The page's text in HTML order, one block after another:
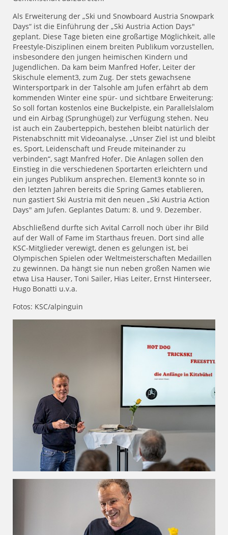
Als Erweiterung der „Ski und Snowboard Austria Snowpark
Days“ ist die Einführung der „Ski Austria Action Days"
geplant. Diese Tage bieten eine großartige Möglichkeit, alle
Freestyle-Disziplinen einem breiten Publikum vorzustellen,
insbesondere den jungen heimischen Kindern und
Jugendlichen. Da kam beim Manfred Hofer, Leiter der
Skischule element3, zum Zug. Der stets gewachsene
Wintersportpark in der Talsohle am Jufen erfährt ab dem
kommenden Winter eine spür- und sichtbare Erweiterung:
So soll fortan kostenlos eine Buckelpiste, ein Parallelslalom
und ein Airbag (Sprunghügel) zur Verfügung stehen. Neu
ist auch ein Zauberteppich, bestehen bleibt natürlich der
Pistenabschnitt mit Videoanalyse. „Unser Ziel ist und bleibt
es, Sport, Leidenschaft und Freude miteinander zu
verbinden“, sagt Manfred Hofer. Die Anlagen sollen den
Einstieg in die verschiedenen Sportarten erleichtern und
ein junges Publikum ansprechen. Element3 konnte so in
den letzten Jahren bereits die Spring Games etablieren,
nun gastiert Ski Austria mit den neuen „Ski Austria Action
Days" am Jufen. Geplantes Datum: 8. und 9. Dezember.
Abschließend durfte sich Avital Carroll noch über ihr Bild
auf der Wall of Fame im Starthaus freuen. Dort sind alle
KSC-Mitglieder verewigt, denen es gelungen ist, bei
Olympischen Spielen oder Weltmeisterschaften Medaillen
zu gewinnen. Da hängt sie nun neben großen Namen wie
etwa Lisa Hauser, Toni Sailer, Hias Leiter, Ernst Hinterseer,
Hugo Bonatti u.v.a.
Fotos: KSC/alpinguin